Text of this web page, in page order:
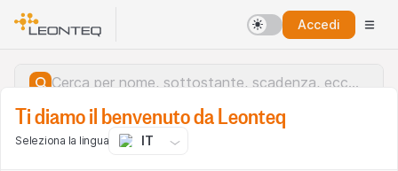
Accedi
Ti diamo il benvenuto da Leonteq
Seleziona la lingua IT